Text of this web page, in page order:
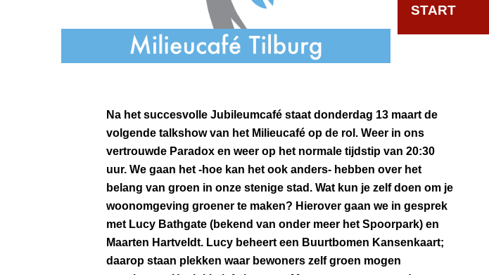
START
Na het succesvolle Jubileumcafé staat donderdag 13 maart de
volgende talkshow van het Milieucafé op de rol. Weer in ons
vertrouwde Paradox en weer op het normale tijdstip van 20:30
uur. We gaan het -hoe kan het ook anders- hebben over het
belang van groen in onze stenige stad. Wat kun je zelf doen om je
woonomgeving groener te maken? Hierover gaan we in gesprek
met Lucy Bathgate (bekend van onder meer het Spoorpark) en
Maarten Hartveldt. Lucy beheert een Buurtbomen Kansenkaart;
daarop staan plekken waar bewoners zelf groen mogen